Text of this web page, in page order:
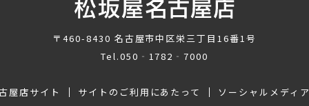
〒460-8430 名古屋市中区栄三丁目16番1号
Tel.050‐1782‐7000
屋店サイト サイトのご利用にあたって
ソーシャルメディ